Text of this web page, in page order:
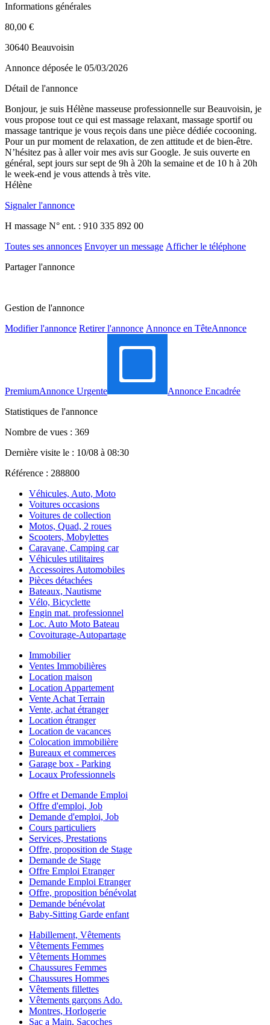
Informations générales
80,00 €
30640 Beauvoisin
Annonce déposée le 05/03/2026
Détail de l'annonce
Bonjour, je suis Hélène masseuse professionnelle sur Beauvoisin, je
vous propose tout ce qui est massage relaxant, massage sportif ou
massage tantrique je vous reçois dans une pièce dédiée cocooning.
Pour un pur moment de relaxation, de zen attitude et de bien-être.
N’hésitez pas à aller voir mes avis sur Google. Je suis ouverte en
général, sept jours sur sept de 9h à 20h la semaine et de 10 h à 20h
le week-end je vous attends à très vite.
Hélène
Signaler l'annonce
H massage N° ent. : 910 335 892 00
Toutes ses annonces Envoyer un message Afficher le téléphone
Partager l'annonce
Gestion de l'annonce
Modifier l'annonce Retirer l'annonce Annonce en TêteAnnonce
PremiumAnnonce Urgente
Annonce Encadrée
Statistiques de l'annonce
Nombre de vues : 369
Dernière visite le : 10/08 à 08:30
Référence : 288800
Véhicules, Auto, Moto
Voitures occasions
Voitures de collection
Motos, Quad, 2 roues
Scooters, Mobylettes
Caravane, Camping car
Véhicules utilitaires
Accessoires Automobiles
Pièces détachées
Bateaux, Nautisme
Vélo, Bicyclette
Engin mat. professionnel
Loc. Auto Moto Bateau
Covoiturage-Autopartage
Immobilier
Ventes Immobilières
Location maison
Location Appartement
Vente Achat Terrain
Vente, achat étranger
Location étranger
Location de vacances
Colocation immobilière
Bureaux et commerces
Garage box - Parking
Locaux Professionnels
Offre et Demande Emploi
Offre d'emploi, Job
Demande d'emploi, Job
Cours particuliers
Services, Prestations
Offre, proposition de Stage
Demande de Stage
Offre Emploi Etranger
Demande Emploi Etranger
Offre, proposition bénévolat
Demande bénévolat
Baby-Sitting Garde enfant
Habillement, Vêtements
Vêtements Femmes
Vêtements Hommes
Chaussures Femmes
Chaussures Hommes
Vêtements fillettes
Vêtements garçons Ado.
Montres, Horlogerie
Sac a Main, Sacoches